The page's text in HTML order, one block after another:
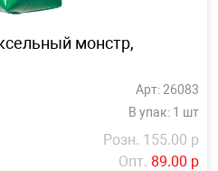
монстр,
Арт: 26083
В упак: 1 шт
Розн. 155.00 р
Опт. 89.00 р